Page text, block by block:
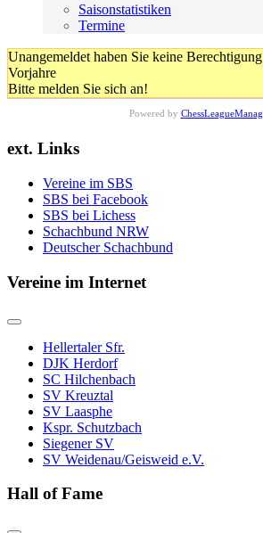
Saisonstatistiken
Termine
Unangemeldet haben Sie keine
Vorjahre
Bitte melden Sie sich an!
Powered by
ext. Links
Vereine im SBS
SBS bei Facebook
SBS bei Lichess
Schachbund NRW
Deutscher Schachbund
Vereine im Internet
Hellertaler Sfr.
DJK Herdorf
SC Hilchenbach
SV Kreuztal
SV Laasphe
Kspr. Schutzbach
Siegener SV
SV Weidenau/Geisweid e.V.
Hall of Fame